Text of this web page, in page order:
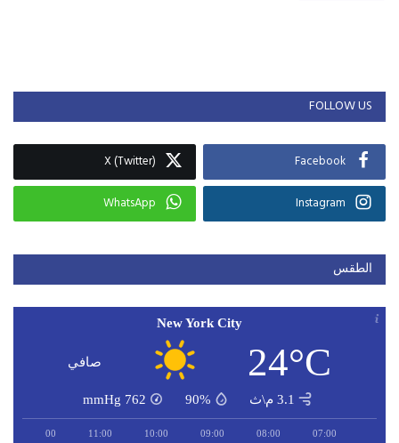
FOLLOW US
Facebook
X (Twitter)
Instagram
WhatsApp
الطقس
New York City
24°C صافي
3.1 م\ث 90%
762
mmHg
07:00
08:00
09:00
10:00
11:00
12:00